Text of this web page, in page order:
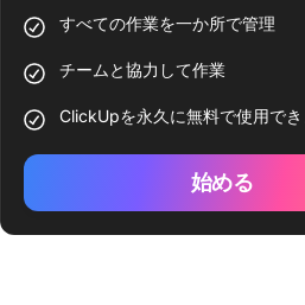
すべての作業を一か所で管理
チームと協力して作業
ClickUpを永久に無料で使用でき
始める